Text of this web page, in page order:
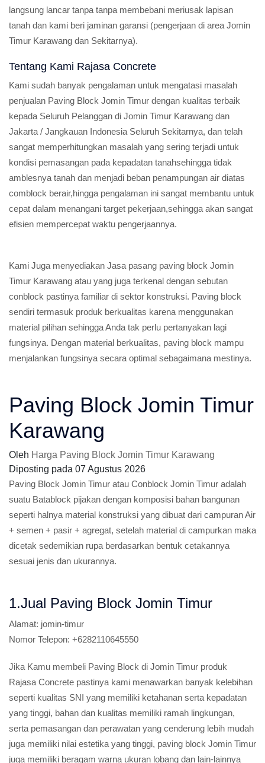
langsung lancar tanpa tanpa membebani meriusak lapisan
tanah dan kami beri jaminan garansi (pengerjaan di area Jomin
Timur Karawang dan Sekitarnya).
Tentang Kami Rajasa Concrete
Kami sudah banyak pengalaman untuk mengatasi masalah
penjualan Paving Block Jomin Timur dengan kualitas terbaik
kepada Seluruh Pelanggan di Jomin Timur Karawang dan
Jakarta / Jangkauan Indonesia Seluruh Sekitarnya, dan telah
sangat memperhitungkan masalah yang sering terjadi untuk
kondisi pemasangan pada kepadatan tanahsehingga tidak
amblesnya tanah dan menjadi beban penampungan air diatas
comblock berair,hingga pengalaman ini sangat membantu untuk
cepat dalam menangani target pekerjaan,sehingga akan sangat
efisien mempercepat waktu pengerjaannya.
Kami Juga menyediakan Jasa pasang paving block Jomin
Timur Karawang atau yang juga terkenal dengan sebutan
conblock pastinya familiar di sektor konstruksi. Paving block
sendiri termasuk produk berkualitas karena menggunakan
material pilihan sehingga Anda tak perlu pertanyakan lagi
fungsinya. Dengan material berkualitas, paving block mampu
menjalankan fungsinya secara optimal sebagaimana mestinya.
Paving Block Jomin Timur
Karawang
Oleh Harga Paving Block Jomin Timur Karawang
Diposting pada 07 Agustus 2026
Paving Block Jomin Timur atau Conblock Jomin Timur adalah
suatu Batablock pijakan dengan komposisi bahan bangunan
seperti halnya material konstruksi yang dibuat dari campuran Air
+ semen + pasir + agregat, setelah material di campurkan maka
dicetak sedemikian rupa berdasarkan bentuk cetakannya
sesuai jenis dan ukurannya.
1.Jual Paving Block Jomin Timur
Alamat: jomin-timur
Nomor Telepon: +6282110645550
Jika Kamu membeli Paving Block di Jomin Timur produk
Rajasa Concrete pastinya kami menawarkan banyak kelebihan
seperti kualitas SNI yang memiliki ketahanan serta kepadatan
yang tinggi, bahan dan kualitas memiliki ramah lingkungan,
serta pemasangan dan perawatan yang cenderung lebih mudah
juga memiliki nilai estetika yang tinggi, paving block Jomin Timur
juga memiliki beragam warna ukuran lobang dan lain-lainnya